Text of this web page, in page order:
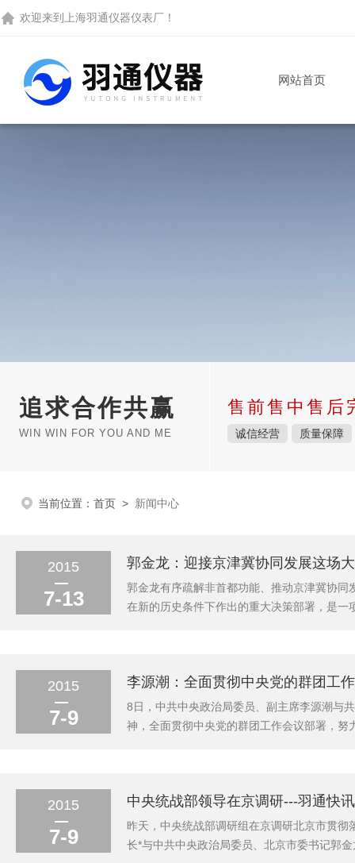
欢迎来到 上海羽通仪器仪表厂 ！
网站首页
追求合作共赢
WIN WIN FOR YOU AND ME
售前售中售后
诚信经营 质量保障
当前位置： 首页 > 新闻中心
2015
7-13
郭金龙：迎接京津冀协同发展这场
郭金龙有序疏解非首都功能、推动京津冀协
在新的历史条件下作出的重大决策部署，是
2015
7-9
李源潮：全面贯彻中央党的群团工
8日，中共中央政治局委员、副主席李源潮与
神，全面贯彻中央党的群团工作会议部署，努
2015
7-9
中央统战部领导在京调研---羽通快讯
昨天，中央统战部调研组在京调研北京市贯
长*与中共中央政治局委员、北京市委书记郭